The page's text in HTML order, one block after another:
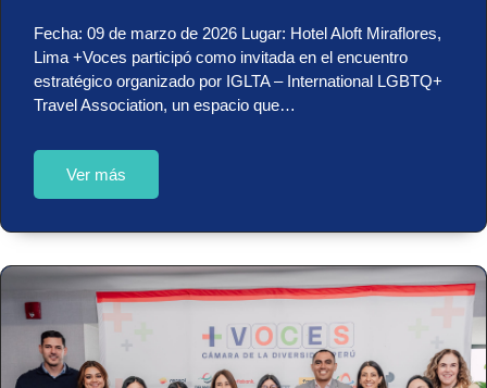
Fecha: 09 de marzo de 2026 Lugar: Hotel Aloft Miraflores,
Lima +Voces participó como invitada en el encuentro
estratégico organizado por IGLTA – International LGBTQ+
Travel Association, un espacio que…
Ver más